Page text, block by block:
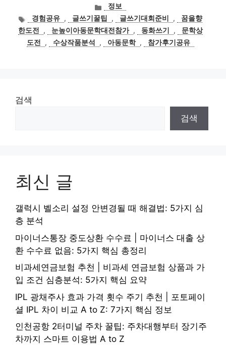
카
테
고
리
정보
태
그
경험공유 , 글쓰기꿀팁 , 글쓰기대회준비 ,
꿈을향
한도전
, 눈높이아동문학대전참가 , 동화쓰기 ,
문학상
도전
, 수상작품분석 , 아동문학 , 참가후기공유
검색
검색
최신 글
갤럭시 벨소리 설정 안변경될 때 해결법: 5가지 심
층 분석
마이너스통장 중도상환 수수료 | 마이너스 대출 상
환 수수료 없음: 5가지 핵심 총정리
비과세연금보험 추천 | 비과세 연금보험 상품과 가
입 조건 심층분석: 5가지 핵심 요약
IPL 광채주사 효과 가격 횟수 주기 추천 | 포토페이
셜 IPL 차이 비교 A to Z: 7가지 핵심 정보
인천공항 2터미널 주차 꿀팁: 주차대행부터 장기주
차까지 스마트 이용법 A to Z